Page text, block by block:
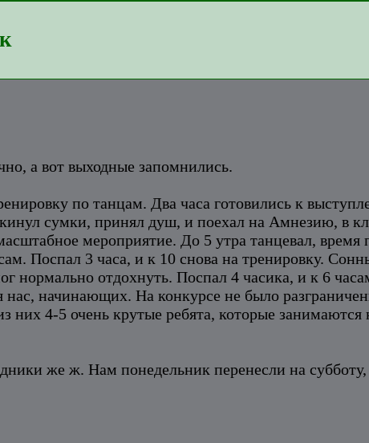
а вот выходные запомнились.
по танцам. Два часа готовились к
сумки, принял душ, и поехал на Амнезию, в
мероприятие. До 5 утра танцевал, время
Поспал 3 часа, и к 10 снова на тренировку.
нормально отдохнуть. Поспал 4 часика, и к 6
начинающих. На конкурсе не было
4-5 очень крутые ребята, которые занимаются
же ж. Нам понедельник перенесли на